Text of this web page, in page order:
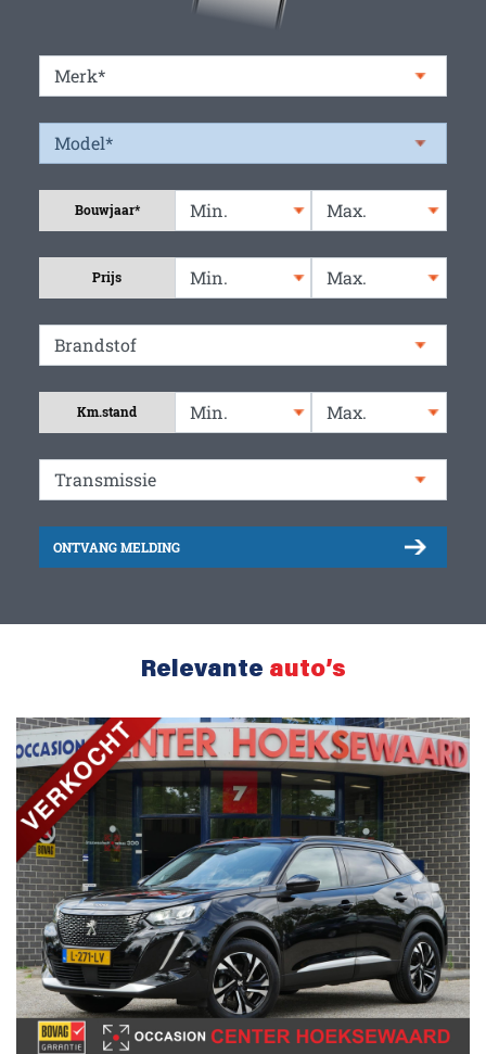
Bouwjaar*
Prijs
Km.stand
ONTVANG MELDING
Relevante auto’s